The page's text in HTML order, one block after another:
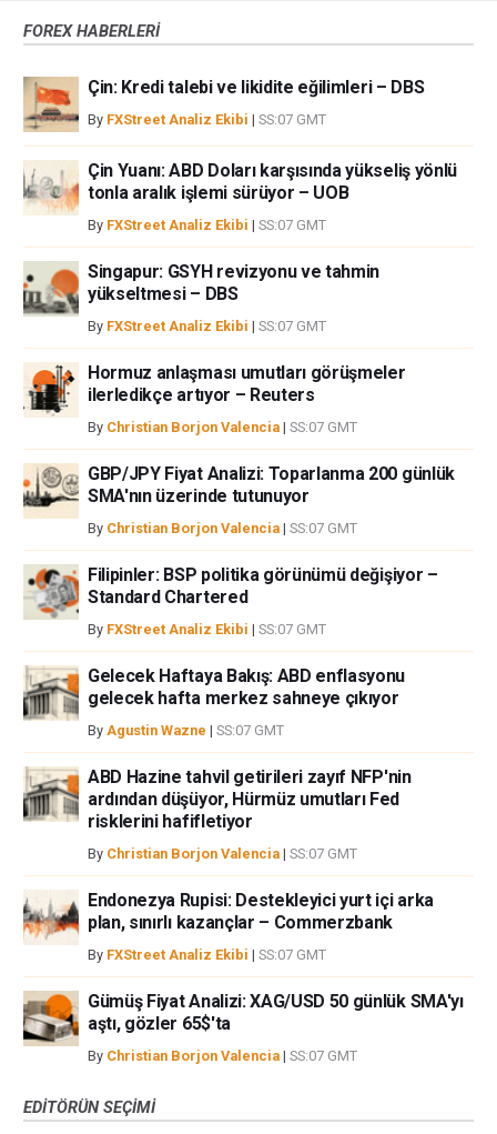
bir alan olmayabilir. Diğer finansal araçlar içinden döviz ticaretini tercih
iştahınızı dikkatlice gözden geçiriniz. FXStreet’de ifade edilen görüşler
bireysel yazarlara aittir, fxstreet.com veya yönetimin görüşlerini ifade
etmemektedir. Bilgilerde hatalar yada eksikler bulunabilir. FXStreet
bağımsız yazarların görüşlerini doğrulamak zorunda değildir.
FXStreet’de verilen herhangi bir görüş, haber, araştırma, analiz, fiyatlar
veya fxstreet.comtarafından bu sitede yayınlanan bilgiler çalışanlar,
ortaklar yada katkıda bulunanlar tarafından genel piyasa yorumu olarak
bilgilerin kullanımı nedeniyle doğrudan yada dolaylı olarak ortaya
çıkabilecek herhangi bir kar kaybı herhangi bir sınırlama olmaksızın
herhangi bir kayıp ya da hasar için sorumluluk kabul etmemektedir.
FOREX HABERLERİ
Çin: Kredi talebi ve likidite eğilimleri – DBS
By FXStreet Analiz Ekibi | SS:07 GMT
Çin Yuanı: ABD Doları karşısında yükseliş yönlü
tonla aralık işlemi sürüyor – UOB
By FXStreet Analiz Ekibi | SS:07 GMT
Singapur: GSYH revizyonu ve tahmin
yükseltmesi – DBS
By FXStreet Analiz Ekibi | SS:07 GMT
Hormuz anlaşması umutları görüşmeler
ilerledikçe artıyor – Reuters
By Christian Borjon Valencia | SS:07 GMT
GBP/JPY Fiyat Analizi: Toparlanma 200 günlük
SMA'nın üzerinde tutunuyor
By Christian Borjon Valencia | SS:07 GMT
Filipinler: BSP politika görünümü değişiyor –
Standard Chartered
By FXStreet Analiz Ekibi | SS:07 GMT
Gelecek Haftaya Bakış: ABD enflasyonu
gelecek hafta merkez sahneye çıkıyor
By Agustin Wazne | SS:07 GMT
ABD Hazine tahvil getirileri zayıf NFP'nin
ardından düşüyor, Hürmüz umutları Fed
risklerini hafifletiyor
By Christian Borjon Valencia | SS:07 GMT
Endonezya Rupisi: Destekleyici yurt içi arka
plan, sınırlı kazançlar – Commerzbank
By FXStreet Analiz Ekibi | SS:07 GMT
Gümüş Fiyat Analizi: XAG/USD 50 günlük SMA'yı
aştı, gözler 65$'ta
By Christian Borjon Valencia | SS:07 GMT
EDITÖRÜN SEÇIMI